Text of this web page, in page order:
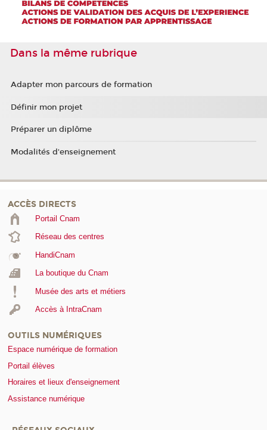
Dans la même rubrique
Adapter mon parcours de formation
Définir mon projet
Préparer un diplôme
Modalités d'enseignement
ACCÈS DIRECTS
Portail Cnam
Réseau des centres
HandiCnam
La boutique du Cnam
Musée des arts et métiers
Accès à IntraCnam
OUTILS NUMÉRIQUES
Espace numérique de formation
Portail élèves
Horaires et lieux d'enseignement
Assistance numérique